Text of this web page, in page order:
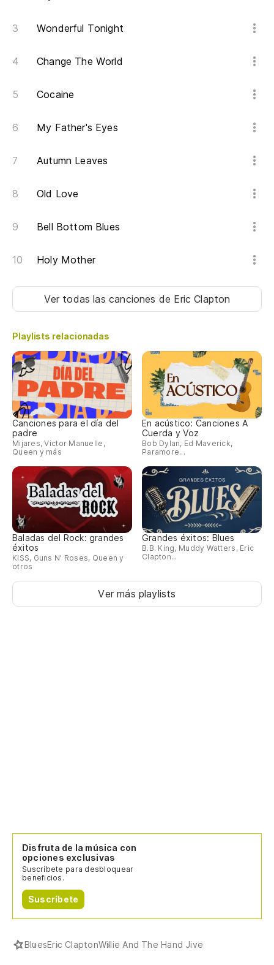
Wonderful Tonight
Change The World
Cocaine
My Father's Eyes
Autumn Leaves
Old Love
Bell Bottom Blues
Holy Mother
Ver todas las canciones de Eric Clapton
Playlists relacionadas
Canciones para el día del
padre
Mijares, Victor Manuelle,
Queen y más
En acústico: Canciones A
Cuerda y Voz
Bob Dylan, Ed Maverick,
Paramore...
Baladas del Rock: grandes
éxitos
KISS, Guns N' Roses, Queen y
otros
Grandes éxitos: Blues
B.B. King, Muddy Watters, Eric
Clapton...
Ver más playlists
Disfruta de la música con
opciones exclusivas
Suscríbete para desbloquear
beneficios.
Suscríbete
BluesEric ClaptonWillie And The Hand Jive